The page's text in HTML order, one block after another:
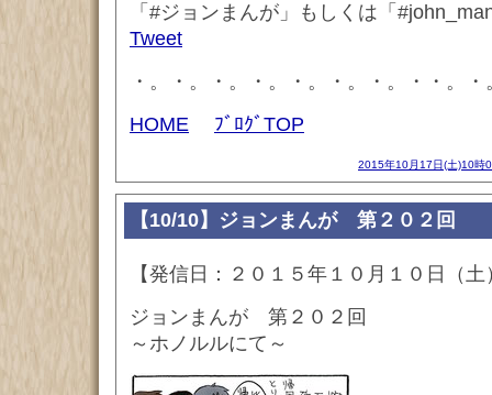
「#ジョンまんが」もしくは「
Tweet
・。・。・。・。・。・。・。・・。
HOME
ﾌﾞﾛｸﾞTOP
2015年10月17日(土)10時
【10/10】ジョンまんが 第２０２回
【発信日：２０１５年１０月１０日（
ジョンまんが 第２０２回
～ホノルルにて～